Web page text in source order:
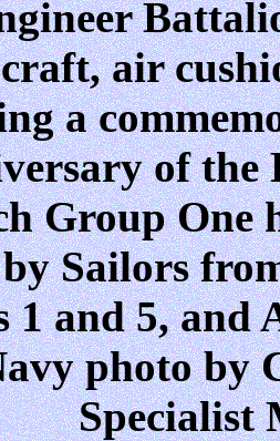
air
a
of the
Group One
Sailors
and 5, and
photo by
Specialist